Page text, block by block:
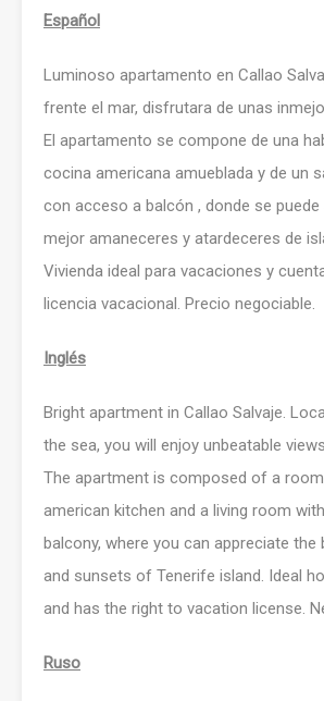
Español
Luminoso apartamento en Callao
frente el mar, disfrutara de unas
El apartamento se compone de una
cocina americana amueblada y de un
con acceso a balcón , donde se
mejor amaneceres y atardeceres de
Vivienda ideal para vacaciones y
licencia vacacional. Precio negociable.
Inglés
Bright apartment in Callao Salvaje.
the sea, you will enjoy unbeatable
The apartment is composed of a
american kitchen and a living room
balcony, where you can appreciate the
and sunsets of Tenerife island. Ideal
and has the right to vacation license.
Ruso